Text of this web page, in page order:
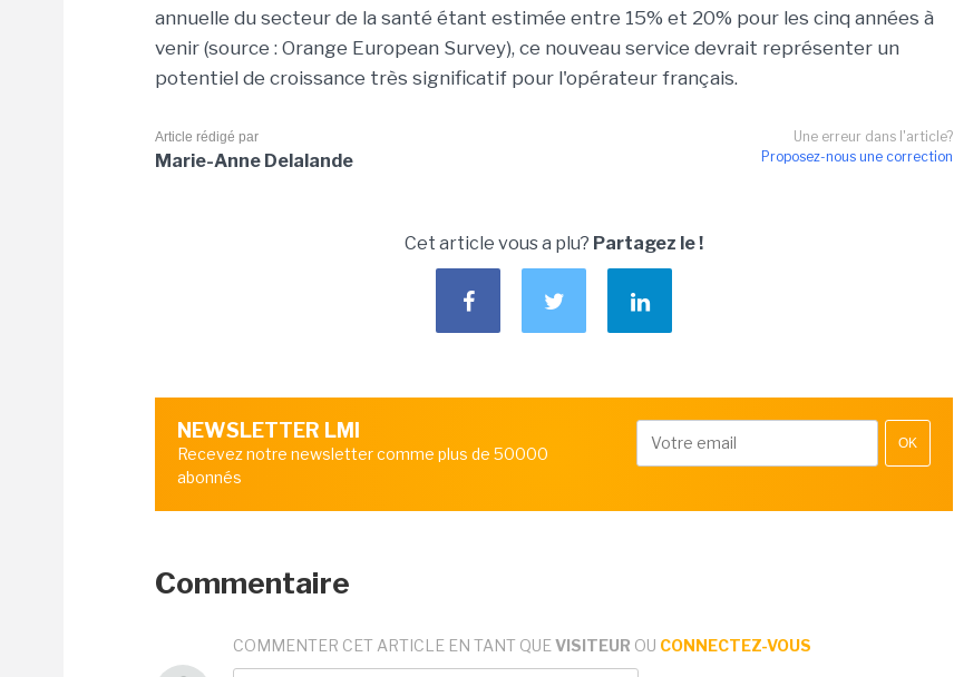
annuelle du secteur de la santé étant estimée entre 15% et 20% pour les cinq années à
venir (source : Orange European Survey), ce nouveau service devrait représenter un
potentiel de croissance très significatif pour l'opérateur français.
Une erreur dans l'article?
Proposez-nous une correction
Article rédigé par
Marie-Anne Delalande
Cet article vous a plu? Partagez le !
NEWSLETTER LMI
Recevez notre newsletter comme plus de 50000
abonnés
OK
Commentaire
COMMENTER CET ARTICLE EN TANT QUE VISITEUR OU CONNECTEZ-VOUS